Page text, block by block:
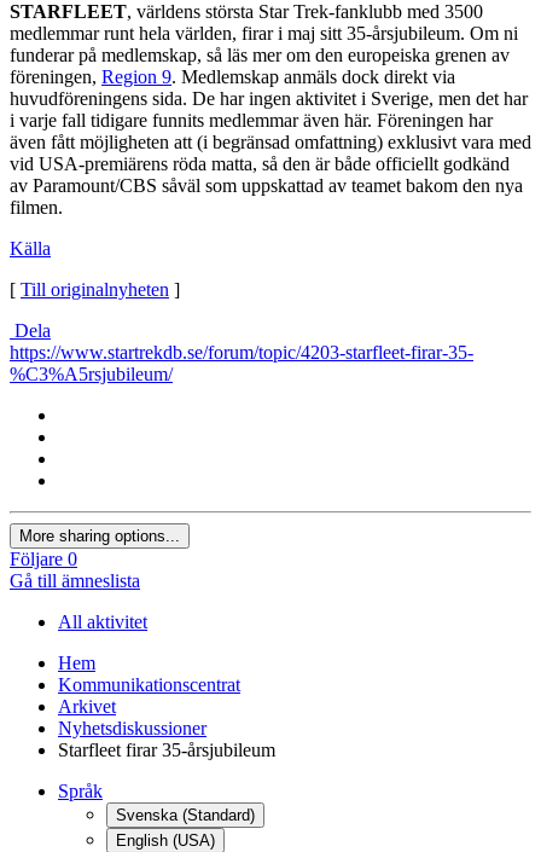
STARFLEET, världens största Star Trek-fanklubb med 3500
medlemmar runt hela världen, firar i maj sitt 35-årsjubileum. Om ni
funderar på medlemskap, så läs mer om den europeiska grenen av
föreningen, Region 9. Medlemskap anmäls dock direkt via
huvudföreningens sida. De har ingen aktivitet i Sverige, men det har
i varje fall tidigare funnits medlemmar även här. Föreningen har
även fått möjligheten att (i begränsad omfattning) exklusivt vara med
vid USA-premiärens röda matta, så den är både officiellt godkänd
av Paramount/CBS såväl som uppskattad av teamet bakom den nya
filmen.
Källa
[ Till originalnyheten ]
Dela
https://www.startrekdb.se/forum/topic/4203-starfleet-firar-35-
%C3%A5rsjubileum/
More sharing options...
Följare 0
Gå till ämneslista
All aktivitet
Hem
Kommunikationscentrat
Arkivet
Nyhetsdiskussioner
Starfleet firar 35-årsjubileum
Språk
Svenska (Standard)
English (USA)